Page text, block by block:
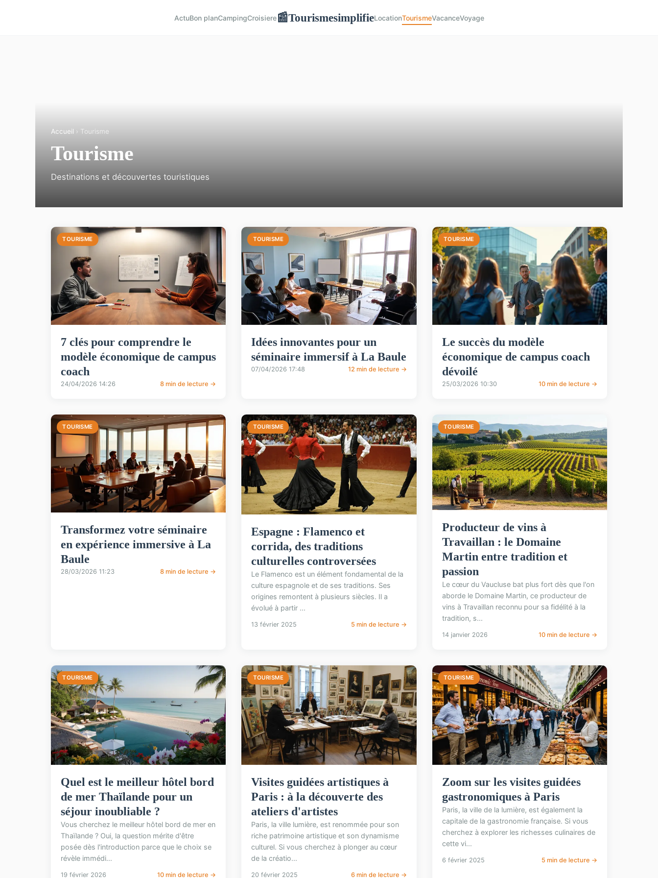
ActuBon planCampingCroisiere📰TourismesimplifieLocationTourismeVacanceVoyage
Accueil › Tourisme
Tourisme
Destinations et découvertes touristiques
TOURISME
7 clés pour comprendre le
modèle économique de campus
coach
24/04/2026 14:26 8 min de lecture →
TOURISME
Idées innovantes pour un
séminaire immersif à La Baule
07/04/2026 17:48 12 min de lecture →
TOURISME
Le succès du modèle
économique de campus coach
dévoilé
25/03/2026 10:30 10 min de lecture →
TOURISME
Transformez votre séminaire
en expérience immersive à La
Baule
28/03/2026 11:23 8 min de lecture →
TOURISME
Espagne : Flamenco et
corrida, des traditions
culturelles controversées
Le Flamenco est un élément fondamental de la
culture espagnole et de ses traditions. Ses
origines remontent à plusieurs siècles. Il a
évolué à partir ...
13 février 2025 5 min de lecture →
TOURISME
Producteur de vins à
Travaillan : le Domaine
Martin entre tradition et
passion
Le cœur du Vaucluse bat plus fort dès que l'on
aborde le Domaine Martin, ce producteur de
vins à Travaillan reconnu pour sa fidélité à la
tradition, s...
14 janvier 2026 10 min de lecture →
TOURISME
Quel est le meilleur hôtel bord
de mer Thaïlande pour un
séjour inoubliable ?
Vous cherchez le meilleur hôtel bord de mer en
Thaïlande ? Oui, la question mérite d'être
posée dès l'introduction parce que le choix se
révèle immédi...
19 février 2026 10 min de lecture →
TOURISME
Visites guidées artistiques à
Paris : à la découverte des
ateliers d'artistes
Paris, la ville lumière, est renommée pour son
riche patrimoine artistique et son dynamisme
culturel. Si vous cherchez à plonger au cœur
de la créatio...
20 février 2025 6 min de lecture →
TOURISME
Zoom sur les visites guidées
gastronomiques à Paris
Paris, la ville de la lumière, est également la
capitale de la gastronomie française. Si vous
cherchez à explorer les richesses culinaires de
cette vi...
6 février 2025 5 min de lecture →